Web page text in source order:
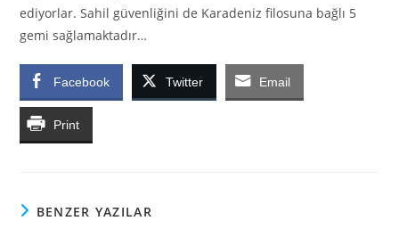
ediyorlar. Sahil güvenliğini de Karadeniz filosuna bağlı 5
gemi sağlamaktadır…
Facebook Twitter Email
Print
BENZER YAZILAR